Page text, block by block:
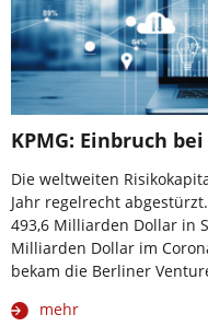
KPMG: Einbruch
Die weltweiten
Jahr regelrecht
493,6 Milliarden Dollar in
Milliarden Dollar im
bekam die Berliner
mehr